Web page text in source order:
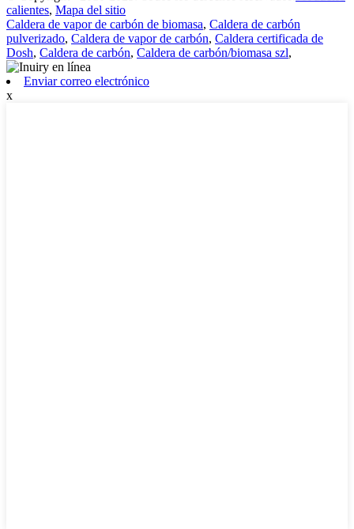
calientes, Mapa del sitio
Caldera de vapor de carbón de biomasa, Caldera de carbón
pulverizado, Caldera de vapor de carbón, Caldera certificada de
Dosh, Caldera de carbón, Caldera de carbón/biomasa szl,
Enviar correo electrónico
x